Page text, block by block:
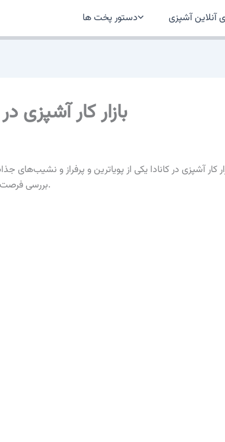
دستور پخت ها آنلاین آشپزی
بازار کار
کار آشپزی در کانادا یکی از پویاترین و پرفراز و
بررسی فرصت‌ها و چالش‌های موجود در این بازار پرداخته خواهد شد.